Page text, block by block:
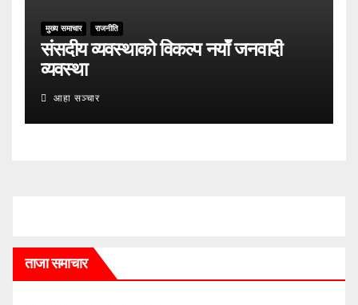
मुख्य समाचार राजनीति
संसदीय व्यवस्थाको विकल्प नयाँ जनवादी
व्यवस्था
आहा सञ्चार
ताजा समाचार